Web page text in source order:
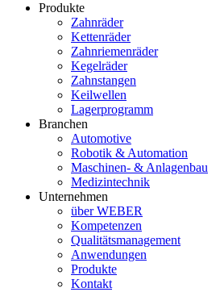
Produkte
Zahnräder
Kettenräder
Zahnriemenräder
Kegelräder
Zahnstangen
Keilwellen
Lagerprogramm
Branchen
Automotive
Robotik & Automation
Maschinen- & Anlagenbau
Medizintechnik
Unternehmen
über WEBER
Kompetenzen
Qualitätsmanagement
Anwendungen
Produkte
Kontakt